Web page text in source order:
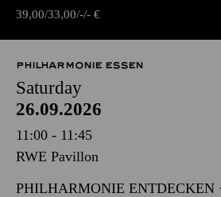
39,00 33,00 - - €
PHILHARMONIE ESSEN
Saturday
26.09.2026
11:00 - 11:45
RWE Pavillon
PHILHARMONIE ENTDECKEN ·